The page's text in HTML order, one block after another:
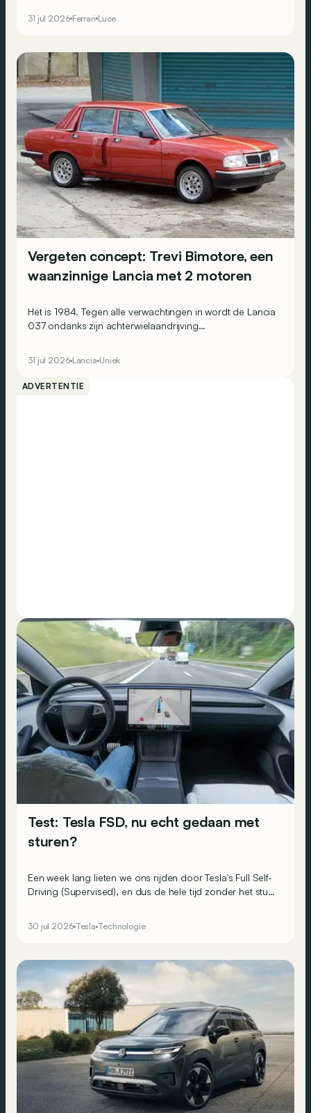
31 jul 2026 Ferrari Luce
Vergeten concept: Trevi Bimotore, een
waanzinnige Lancia met 2 motoren
Het is 1984. Tegen alle verwachtingen in wordt de Lancia
037 ondanks zijn achterwielaandrijving
vierwielaandrijving over te stappen. Omdat de
constructeur alles graag wat ‘anders’ doet, ontwikkelt het
31 jul 2026 Lancia Uniek
ADVERTENTIE
Test: Tesla FSD, nu echt gedaan met
sturen?
Een week lang lieten we ons rijden door Tesla's Full Self-
Driving (Supervised), en dus de hele tijd zonder het stuur
30 jul 2026 Tesla Technologie